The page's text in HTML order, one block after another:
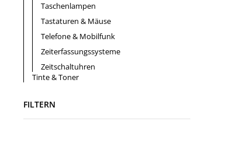
Taschenlampen
Tastaturen & Mäuse
Telefone & Mobilfunk
Zeiterfassungssysteme
Zeitschaltuhren
Tinte & Toner
FILTERN